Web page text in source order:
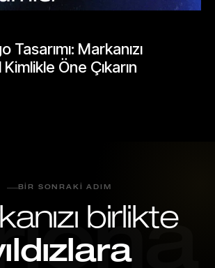
Markanızı
Öne Çıkarın
BIR SONRAKI ADIM
birlikte